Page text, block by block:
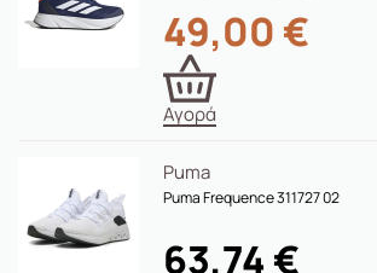
49,00 €
Αγορά
Puma
Puma Frequence 311727 02
63,74 €